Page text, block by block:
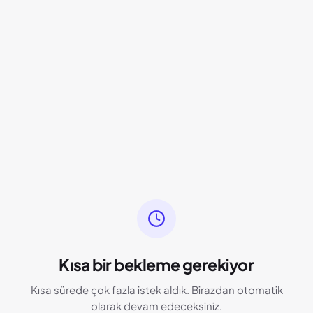
Kısa bir bekleme gerekiyor
Kısa sürede çok fazla istek aldık. Birazdan otomatik
olarak devam edeceksiniz.